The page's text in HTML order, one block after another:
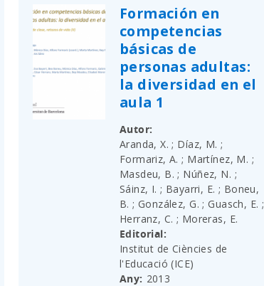
Formación en
competencias
básicas de
personas adultas:
la diversidad en el
aula 1
Autor
Aranda, X. ; Díaz, M. ;
Formariz, A. ; Martínez, M. ;
Masdeu, B. ; Núñez, N. ;
Sáinz, I. ; Bayarri, E. ; Boneu,
B. ; González, G. ; Guasch, E. ;
Herranz, C. ; Moreras, E.
Editorial
Institut de Ciències de
l'Educació (ICE)
Any 2013